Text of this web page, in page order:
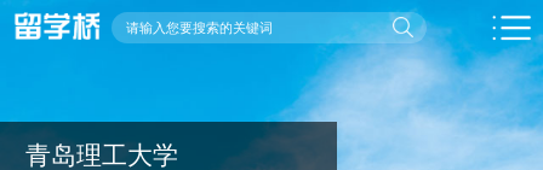
青岛理工大学